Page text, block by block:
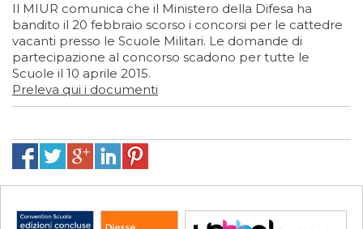
Il MIUR comunica che il Ministero della Difesa ha
bandito il 20 febbraio scorso i concorsi per le cattedre
vacanti presso le Scuole Militari. Le domande di
partecipazione al concorso scadono per tutte le
Scuole il 10 aprile 2015.
Preleva qui i documenti